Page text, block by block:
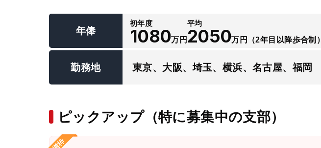
年俸
初年度
1080万円
平均
2050万円 （2年目以降歩合制）
勤務地 東京、大阪、埼玉、横浜、名古屋、福岡
ピックアップ（特に募集中の支部）